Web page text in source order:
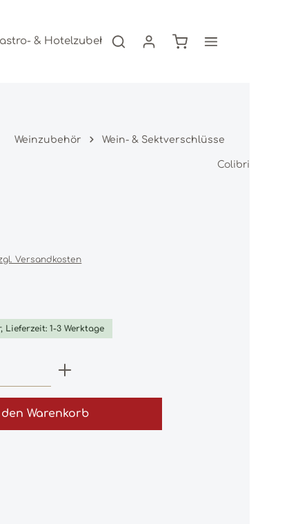
& Hotelzubehör Freizeitartikel
Warenkorb enthält
Weinzubehör Wein- & Sektverschlüsse
Colibri
Versandkosten
von 0 von 5 Sternen
Lieferzeit: 1-3 Werktage
Gib den gewünschten
den Warenkorb